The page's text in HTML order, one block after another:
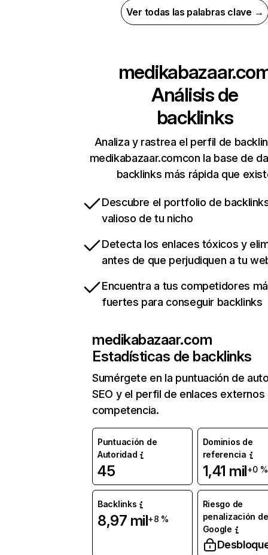
Ver todas las palabras clave →
Análisis de
backlinks
Analiza y rastrea el perfil de
medikabazaar.comcon la base de
backlinks más rápida que
Descubre el portfolio de
valioso de tu nicho
Detecta los enlaces tóxicos y
antes de que perjudiquen a tu
Encuentra a tus competidores
fuertes para conseguir backlinks
medikabazaar.com
Estadísticas de backlinks
Sumérgete en la puntuación de
SEO y el perfil de enlaces externos
competencia.
Puntuación de
Autoridad
45
Dominios de
referencia
1,41 mil+0 %
Backlinks
8,97 mil+8 %
Riesgo de
penalización de
Google